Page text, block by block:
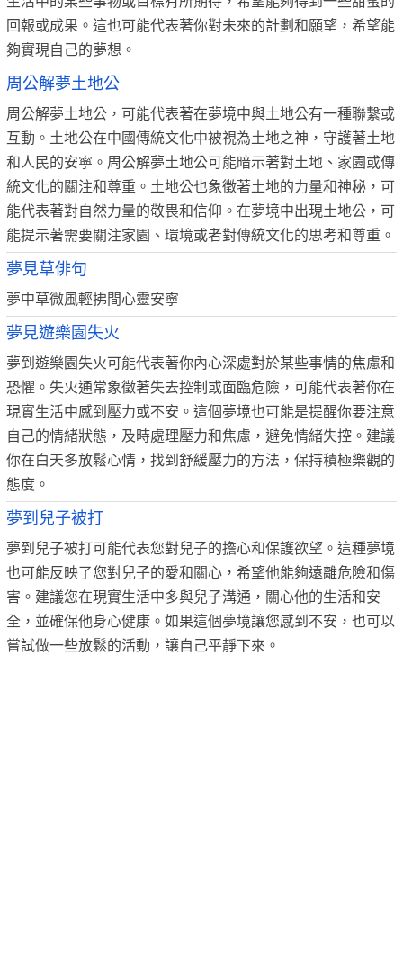
回報或成果。這也可能代表著你對未來的計劃和願望，希望能
夠實現自己的夢想。
周公解夢土地公
周公解夢土地公，可能代表著在夢境中與土地公有一種聯繫或
互動。土地公在中國傳統文化中被視為土地之神，守護著土地
和人民的安寧。周公解夢土地公可能暗示著對土地、家園或傳
統文化的關注和尊重。土地公也象徵著土地的力量和神秘，可
能代表著對自然力量的敬畏和信仰。在夢境中出現土地公，可
能提示著需要關注家園、環境或者對傳統文化的思考和尊重。
夢見草俳句
夢中草微風輕拂間心靈安寧
夢見遊樂園失火
夢到遊樂園失火可能代表著你內心深處對於某些事情的焦慮和
恐懼。失火通常象徵著失去控制或面臨危險，可能代表著你在
現實生活中感到壓力或不安。這個夢境也可能是提醒你要注意
自己的情緒狀態，及時處理壓力和焦慮，避免情緒失控。建議
你在白天多放鬆心情，找到舒緩壓力的方法，保持積極樂觀的
態度。
夢到兒子被打
夢到兒子被打可能代表您對兒子的擔心和保護欲望。這種夢境
也可能反映了您對兒子的愛和關心，希望他能夠遠離危險和傷
害。建議您在現實生活中多與兒子溝通，關心他的生活和安
全，並確保他身心健康。如果這個夢境讓您感到不安，也可以
嘗試做一些放鬆的活動，讓自己平靜下來。